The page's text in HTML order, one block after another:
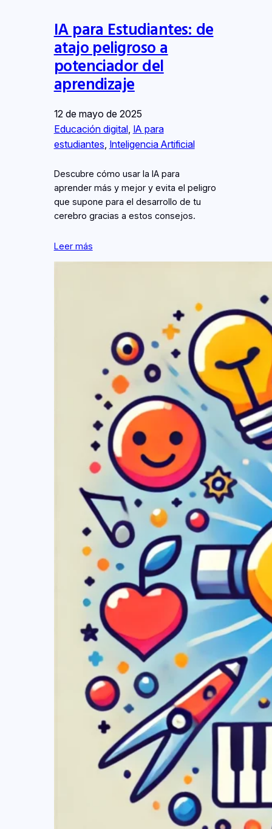
IA para Estudiantes: de
atajo peligroso a
potenciador del
aprendizaje
12 de mayo de 2025
Educación digital, IA para
estudiantes, Inteligencia Artificial
Descubre cómo usar la IA para
aprender más y mejor y evita el peligro
que supone para el desarrollo de tu
cerebro gracias a estos consejos.
Leer más